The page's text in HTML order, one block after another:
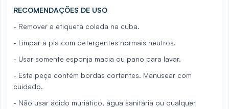
RECOMENDAÇÕES DE USO
- Remover a etiqueta colada na cuba.
- Limpar a pia com detergentes normais neutros.
- Usar somente esponja macia ou pano para lavar.
- Esta peça contém bordas cortantes. Manusear com
cuidado.
- Não usar ácido muriático, água sanitária ou qualquer